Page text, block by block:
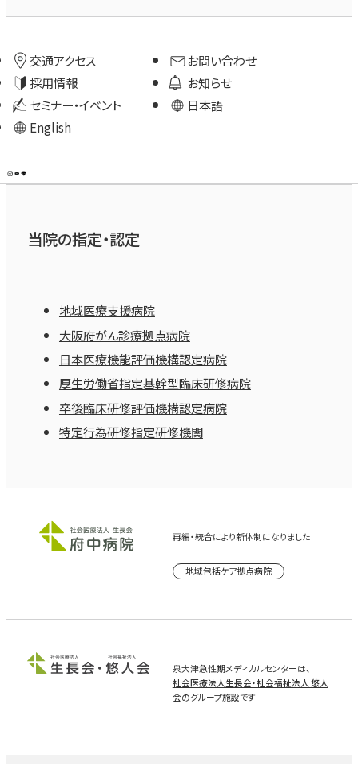
交通アクセス
お問い合わせ
採用情報
お知らせ
セミナー・イベント
日本語
English
当院の指定・認定
地域医療支援病院
大阪府がん診療拠点病院
日本医療機能評価機構認定病院
厚生労働省指定基幹型臨床研修病院
卒後臨床研修評価機構認定病院
特定行為研修指定研修機関
再編・統合により新体制になりました
地域包括ケア拠点病院
泉大津急性期メディカルセンターは、
社会医療法人生長会・社会福祉法人 悠人
会のグループ施設です